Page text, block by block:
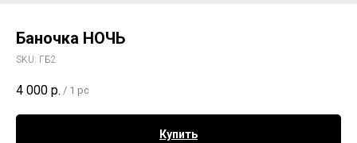
Баночка НОЧЬ
SKU: ГБ2
4 000 р. / 1 pc
Купить